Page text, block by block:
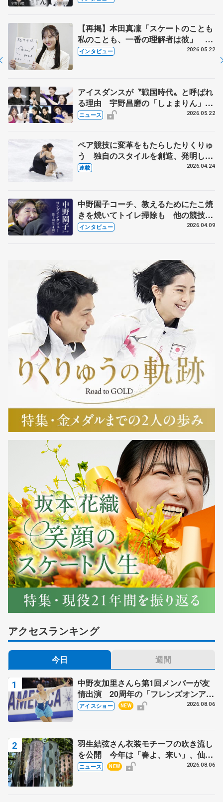
【再掲】本田真凜「スケートのことも
私のことも、一番の理解者は彼」 引
退時の単独インタビューで語った競技
インタビュー 2026.05.22
アイスダンスが〝戦国時代〟と呼ばれ
る理由 宇野昌磨の「しょまりん」ら
実力者が相次いで参戦 国内の競争激
ニュース 2026.05.22
ペア競技に変革をもたらしたりくりゅ
う 独自のスタイルを創造、発明した
【引退発表後②】
連載 2026.04.24
中野園子コーチ、教えるためにたこ焼
きを焼いてトイレ掃除も 他の競技に
も通用するという坂本花織の筋肉
インタビュー 2026.04.09
アクセスランキング
今日 週間
中野友加里さんら第1回メンバーが友
情出演 20周年の「フレンズオンアイ
ス」 宮本賢二さん、有川梨絵さん、
アイスショー NEW 2026.08.06
羽生結弦さん衣装モチーフの吹き流し
を公開 今年は「春よ、来い」、仙台
の瑞鳳殿
ニュース NEW 2026.08.06